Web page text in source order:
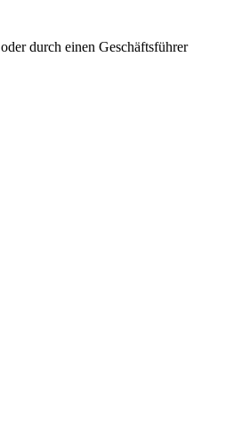
durch einen Geschäftsführer